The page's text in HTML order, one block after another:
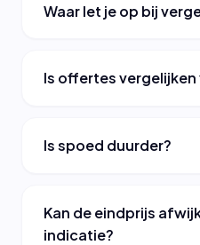
Waar let je op bij
Is offertes
Is spoed duurder?
Kan de eindprijs
indicatie?